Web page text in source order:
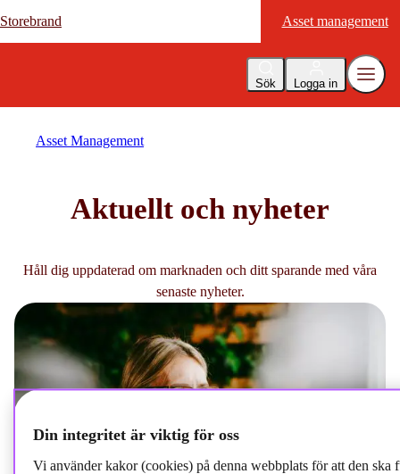
Storebrand Asset management
Sök Logga in
Storebrand Asset management
Asset Management
Aktuellt och nyheter
Håll dig uppdaterad om marknaden och ditt sparande med våra
senaste nyheter.
Din integritet är viktig för oss
Vi använder kakor (cookies) på denna webbplats för att den ska